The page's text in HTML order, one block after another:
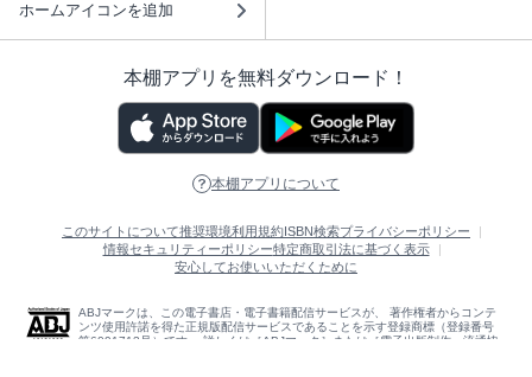
ホームアイコンを追加
本棚アプリを無料ダウンロード！
本棚アプリについて
このサイトについて推奨環境利用規約ISBN検索プライバシーポリシー
情報セキュリティーポリシー特定商取引法に基づく表示
安心してお使いいただくために
ABJマークは、この電子書店・電子書籍配信サービスが、 著作権者からコンテ
ンツ使用許諾を得た正規版配信サービスであることを示す登録商標（登録番号
第6091713号）です。 詳しくは［ABJマーク］または［電子出版制作・流通協